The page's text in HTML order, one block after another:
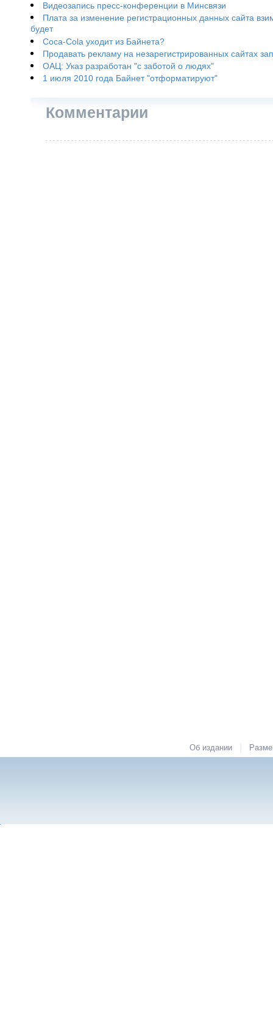
Видеозапись пресс-конференции в Минсвязи
Плата за изменение регистрационных данных сайта
будет
Coca-Cola уходит из Байнета?
Продавать рекламу на незарегистрированных сайтах
ОАЦ: Указ разработан "с заботой о людях"
1 июля 2010 года Байнет "отформатируют"
Комментарии
Об издании |